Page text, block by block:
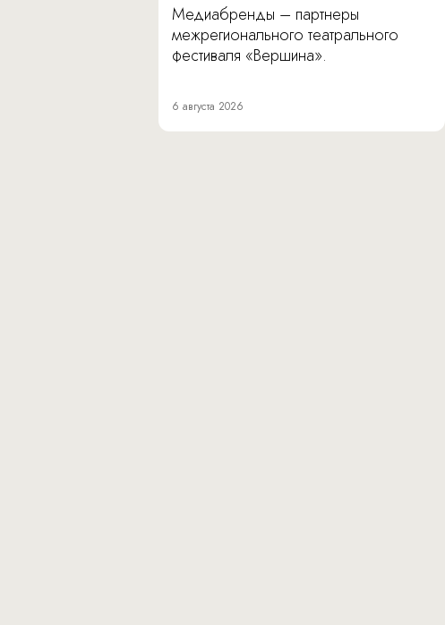
Медиабренды – партнеры
межрегионального театрального
фестиваля «Вершина».
6 августа 2026